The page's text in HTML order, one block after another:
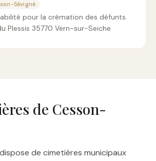
Sévigné
pour la crémation des défunts.
Plessis 35770 Vern-sur-Seiche
de Cesson-
de cimetières municipaux